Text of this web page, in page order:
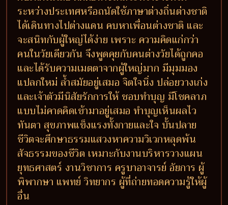
ระหว่างประเทศหรือถนัดใช้ภาษาต่างถิ่นต่างชาติ
ได้เดินทางไปต่างแดน คบหาเพื่อนต่างชาติ และ
จะสนิทกับผู้ใหญ่ได้ง่าย เพราะ ความคิดแก่กว่า
คนในวัยเดียวกัน จึงพูดคุยกับคนต่างวัยได้ถูกคอ
และได้รับความเมตตาจากผู้ใหญ่มาก มีมุมมอง
แปลกใหม่ ล้ำสมัยอยู่เสมอ จิตใจนิ่ง ปล่อยวางเก่ง
และเจ้าตัวมีนิสัยรักการให้ ชอบทำบุญ มีโชคลาภ
แบบไม่คาดคิดเข้ามาอยู่เสมอ ทำบุญเห็นผลไว
ทันตา สุขภาพแข็งแรงทั้งกายและใจ บั้นปลาย
ชีวิตจะศึกษาธรรมแสวงหาความวิเวกหลุดพ้น
สัจธรรมของชีวิต เหมาะกับงานบริหารวางแผน
ยุทธศาสตร์ งานวิชาการ ครูบาอาจารย์ อัยการ ผู้
พิพากษา แพทย์ วิทยากร ผู้ที่ถ่ายทอดความรู้ให้ผู้
อื่น